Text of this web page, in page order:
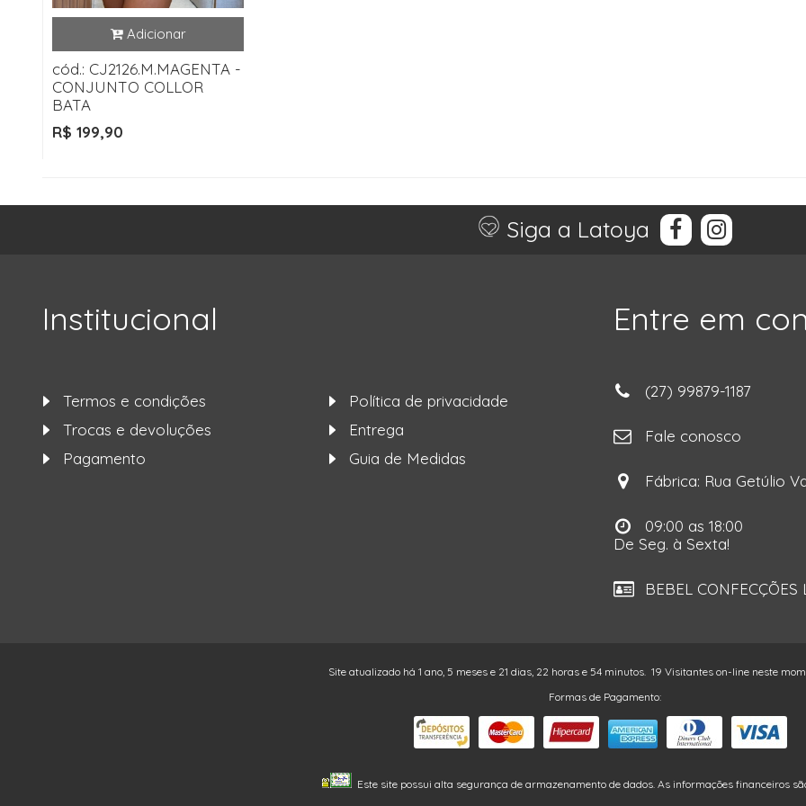
cód.: CJ2126.M.MAGENTA -
CONJUNTO COLLOR
BATA
R$ 199,90
Siga a Latoya
Institucional
Termos e condições
Política de privacidade
Trocas e devoluções
Entrega
Pagamento
Guia de Medidas
Entre em
(27) 99879-1187
Fale conosco
Fábrica: Rua Getúlio
09:00 as 18:00
De Seg. à Sexta!
BEBEL
Site atualizado há 1 ano, 5 meses e 21 dias, 22 horas e 54 minutos. 19 Visitantes on-line neste
Formas de Pagamento:
Este site possui alta segurança de armazenamento de dados. As informações financeiros